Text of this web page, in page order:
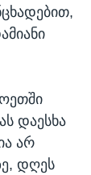
დაესხა
არ
დღეს